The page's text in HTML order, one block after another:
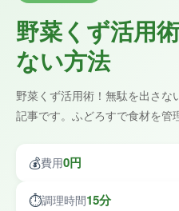
野菜くず活用
ない方法
野菜くず活用術！無駄を出さな
記事です。ふどろすで食材を管
💰費用0円
⏱️調理時間15分